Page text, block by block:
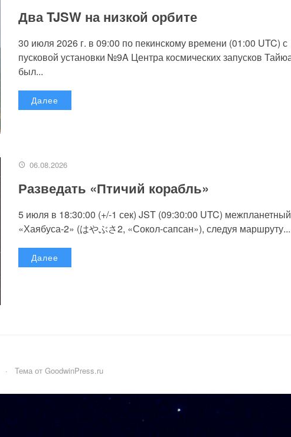
Два TJSW на низкой орбите
30 июля 2026 г. в 09:00 по пекинскому времени (01:00 UTC) с
пусковой установки №9A Центра космических запусков
был...
Далее
06.08.2026
Разведать «Птичий корабль»
5 июля в 18:30:00 (+/-1 сек) JST (09:30:00 UTC)
«Хаябуса-2» (はやぶさ2, «Сокол-сапсан»), следуя маршруту...
Далее
· Тема от GoodwinPress.ru